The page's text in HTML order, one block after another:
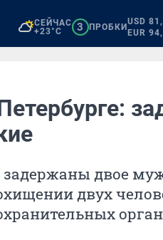
СЕЙЧАС
+23°C
3 ПРОБКИ
USD
EUR
задержаны двое
двух